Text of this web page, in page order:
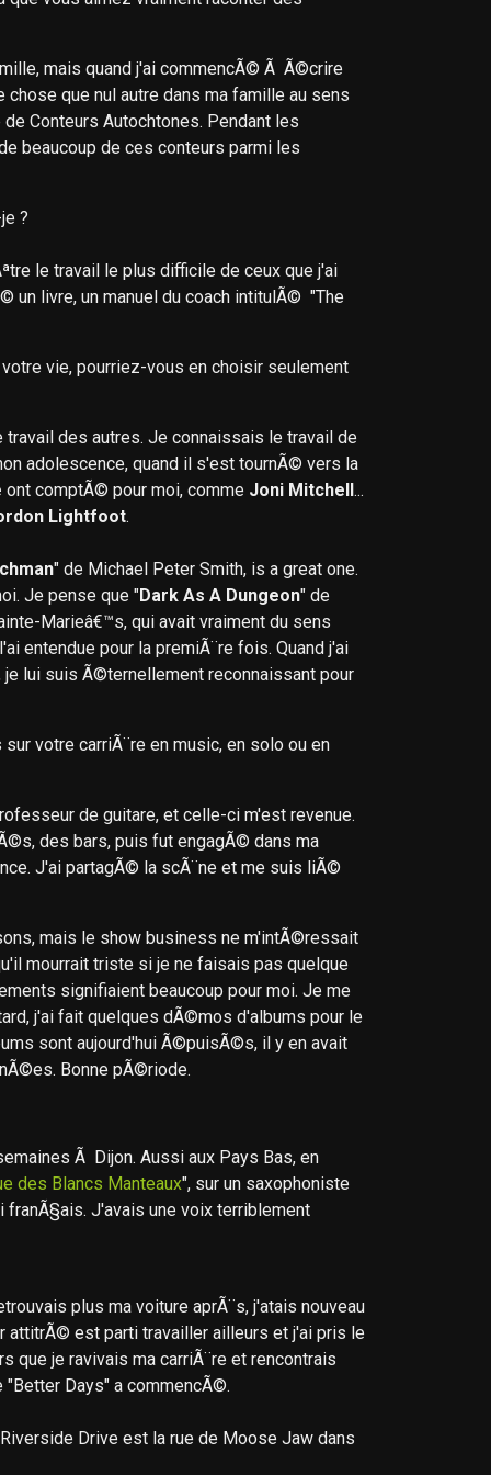
mais quand j'ai commencÃ© Ã Ã©crire
que nul autre dans ma famille au sens
Conteurs Autochtones. Pendant les
beaucoup de ces conteurs parmi les
?
le travail le plus difficile de ceux que j'ai
un livre, un manuel du coach intitulÃ© "The
vie, pourriez-vous en choisir seulement
des autres. Je connaissais le travail de
adolescence, quand il s'est tournÃ© vers la
ont comptÃ© pour moi, comme Joni Mitchell...
Lightfoot.
" de Michael Peter Smith, is a great one.
Je pense que "Dark As A Dungeon" de
Marieâ€™s, qui avait vraiment du sens
entendue pour la premiÃ¨re fois. Quand j'ai
lui suis Ã©ternellement reconnaissant pour
votre carriÃ¨re en music, en solo ou en
de guitare, et celle-ci m'est revenue.
des bars, puis fut engagÃ© dans ma
J'ai partagÃ© la scÃ¨ne et me suis liÃ©
mais le show business ne m'intÃ©ressait
mourrait triste si je ne faisais pas quelque
signifiaient beaucoup pour moi. Je me
j'ai fait quelques dÃ©mos d'albums pour le
sont aujourd'hui Ã©puisÃ©s, il y en avait
Bonne pÃ©riode.
Ã Dijon. Aussi aux Pays Bas, en
des Blancs Manteaux", sur un saxophoniste
franÃ§ais. J'avais une voix terriblement
plus ma voiture aprÃ¨s, j'atais nouveau
attitrÃ© est parti travailler ailleurs et j'ai pris le
que je ravivais ma carriÃ¨re et rencontrais
Days" a commencÃ©.
Drive est la rue de Moose Jaw dans